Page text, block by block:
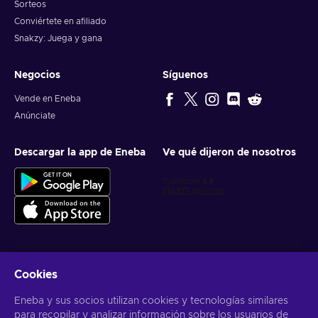
la oscuridad y forjar un camino hacia un futuro en el que
prevalezca la humanidad. ¡Únete a la lucha con el código de
Exoprimal de Xbox Live!
Sorteos
Conviértete en afiliado
Snakzy: Juega y gana
Negocios
Vende en Eneba
Anúnciate
Síguenos
Descargar la app de Eneba Ve qué dijeron de nosotros
Obtén ofertas personalizadas de videojuegos
Suscribirse
Cookies
Eneba y sus socios utilizan cookies y tecnologías similares
para recopilar y analizar información sobre los usuarios de